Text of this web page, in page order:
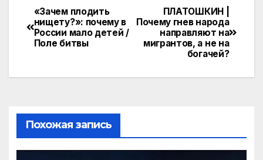
e
gr
a
m
n
o
a
s
ni
ki
itt
er
п
а
в
Навигация
по
ПЛАТОШКИН |
Почему гнев народа
направляют на
мигрантов, а не на
богачей?
«Зачем плодить
нищету?»: почему в
России мало детей /
Поле битвы
Похожая запись